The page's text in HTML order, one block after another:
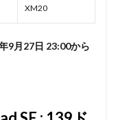
XM20
9月27日 23:00から